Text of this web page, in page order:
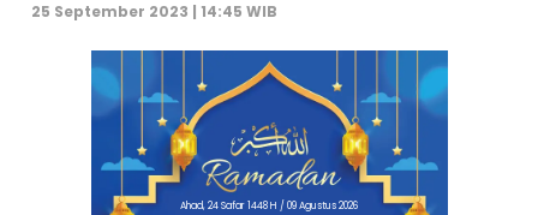
25 September 2023 | 14:45 WIB
Ahad, 24 Safar 1448 H / 09 Agustus 2026